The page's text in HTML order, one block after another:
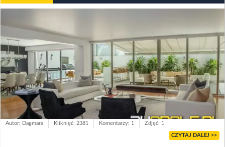
Autor: Dagmara Kliknięć: 2381 Komentarzy: 1 Zdjęć: 1
CZYTAJ DALEJ >>